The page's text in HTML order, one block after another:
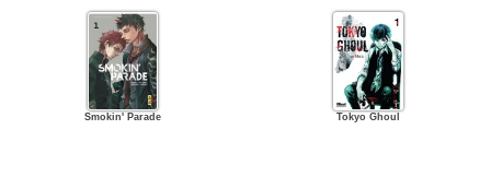
Smokin' Parade Tokyo Ghoul